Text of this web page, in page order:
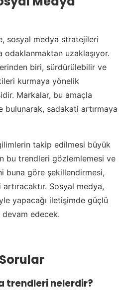
sosyal medya stratejileri
odaklanmaktan uzaklaşıyor.
biri, sürdürülebilir ve
kurmaya yönelik
Markalar, bu amaçla
bulunarak, sadakati artırmaya
takip edilmesi büyük
bu trendleri gözlemlemesi ve
buna göre şekillendirmesi,
Sosyal medya,
yapacağı iletişimde güçlü
edecek.
trendleri nelerdir?